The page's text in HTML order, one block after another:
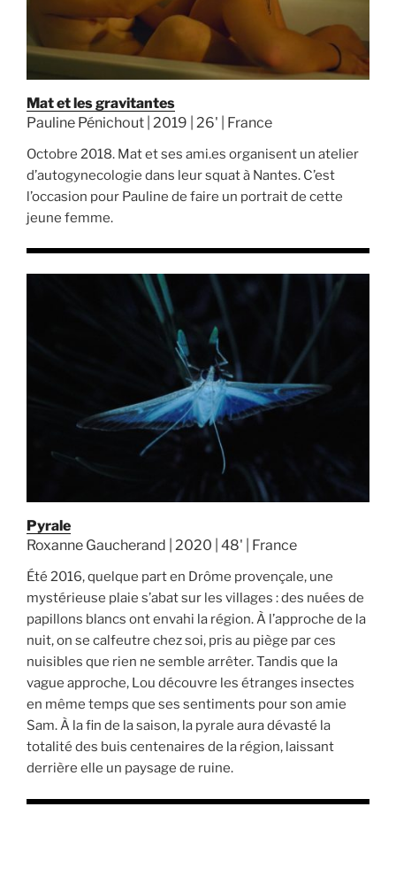
Mat et les gravitantes
Pauline Pénichout | 2019 | 26' | France
Octobre 2018. Mat et ses ami.es organisent un atelier
d’autogynecologie dans leur squat à Nantes. C’est
l’occasion pour Pauline de faire un portrait de cette
jeune femme.
Pyrale
Roxanne Gaucherand | 2020 | 48' | France
Été 2016, quelque part en Drôme provençale, une
mystérieuse plaie s’abat sur les villages : des nuées de
papillons blancs ont envahi la région. À l’approche de la
nuit, on se calfeutre chez soi, pris au piège par ces
nuisibles que rien ne semble arrêter. Tandis que la
vague approche, Lou découvre les étranges insectes
en même temps que ses sentiments pour son amie
Sam. À la fin de la saison, la pyrale aura dévasté la
totalité des buis centenaires de la région, laissant
derrière elle un paysage de ruine.